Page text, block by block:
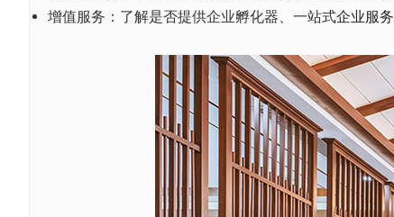
增值服务：了解是否提供企业孵化器、一站式企业服务